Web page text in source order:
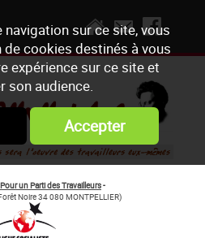
sur ce site, vous
de cookies destinés à vous
expérience sur ce site et
son audience.
Accepter
un Parti des Travailleurs-
Noire 34 080 MONTPELLIER)